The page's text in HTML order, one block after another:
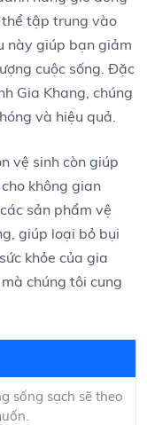
thể tập trung ‌vào
này giúp bạn giảm
cuộc sống. Đặc
Gia Khang, chúng
và hiệu ‍quả.
vệ sinh còn​ giúp
cho không gian
sản⁣ phẩm vệ
giúp loại bỏ bụi
‍khỏe của gia
chúng⁤ tôi cung
sống sạch sẽ ‍theo